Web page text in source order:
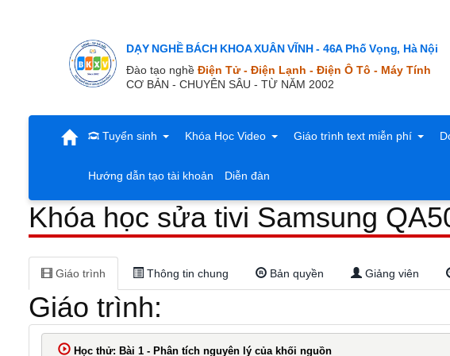
Khóa
học
sửa
Samsung
QA50Q60AAK
4K
DẠY NGHỀ BÁCH KHOA XUÂN VĨNH - 46A Phố Vọng, Hà Nội
Đào tạo nghề Điện Tử - Điện Lạnh - Điện Ô Tô - Máy Tính
CƠ BẢN - CHUYÊN SÂU - TỪ NĂM 2002
Tuyển sinh Khóa Học Video Giáo trình text miễn phí
Hướng dẫn tạo tài khoản Diễn đàn
Khóa học sửa tivi Samsung
Giáo trình Thông tin chung Bản quyền Giảng viên
Giáo trình:
Học thử: Bài 1 - Phân tích nguyên lý của khối nguồn